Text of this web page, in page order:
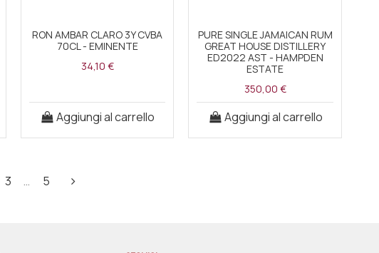
RON AMBAR CLARO 3Y CVBA
70CL - EMINENTE
34,10 €
Aggiungi al carrello
PURE SINGLE JAMAICAN RUM
GREAT HOUSE DISTILLERY
ED2022 AST - HAMPDEN
ESTATE
350,00 €
Aggiungi al carrello
3 … 5